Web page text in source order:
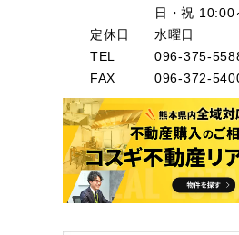
日・祝 10:00
定休日
水曜日
TEL
096-375-
FAX
096-372-